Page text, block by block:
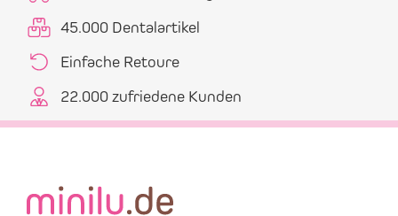
45.000 Dentalartikel
Einfache Retoure
22.000 zufriedene Kunden